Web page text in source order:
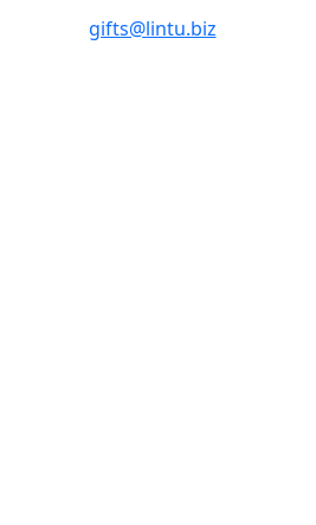
gifts@lintu.biz